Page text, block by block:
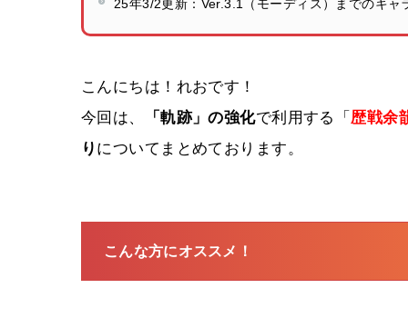
25年3/2更新：Ver.3.1（モーディス）までのキャ
こんにちは！れおです！
今回は、
「軌跡」の強化で利用する「 歴戦余
り についてまとめております。
こんな方にオススメ！